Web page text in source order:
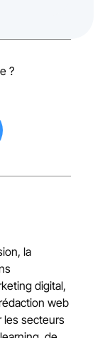
?
la
digital,
web
les secteurs